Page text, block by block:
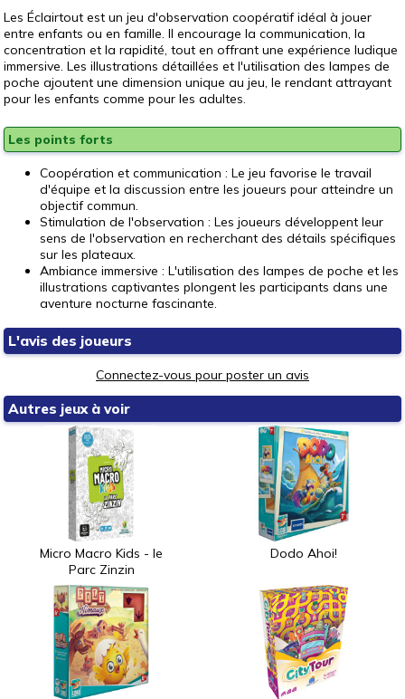
Les Éclairtout est un jeu d'observation coopératif idéal à jouer
entre enfants ou en famille. Il encourage la communication, la
concentration et la rapidité, tout en offrant une expérience ludique
immersive. Les illustrations détaillées et l'utilisation des lampes de
poche ajoutent une dimension unique au jeu, le rendant attrayant
pour les enfants comme pour les adultes.
Les points forts
Coopération et communication : Le jeu favorise le travail
d'équipe et la discussion entre les joueurs pour atteindre un
objectif commun.
Stimulation de l'observation : Les joueurs développent leur
sens de l'observation en recherchant des détails spécifiques
sur les plateaux.
Ambiance immersive : L'utilisation des lampes de poche et les
illustrations captivantes plongent les participants dans une
aventure nocturne fascinante.
L'avis des joueurs
Connectez-vous pour poster un avis
Autres jeux à voir
Micro Macro Kids - le
Parc Zinzin
Dodo Ahoi!